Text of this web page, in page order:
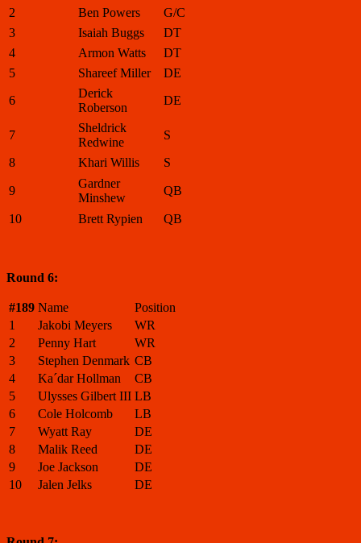
2
Ben Powers
G/C
3
Isaiah Buggs
DT
4
Armon Watts
DT
5
Shareef Miller
DE
6
Derick
Roberson
DE
7
Sheldrick
Redwine
S
8
Khari Willis S
9
Gardner
Minshew
QB
10 Brett Rypien QB
Round 6:
#189 Name
Position
1
Jakobi Meyers
WR
2
Penny Hart
WR
3
Stephen Denmark CB
4
Ka´dar Hollman
CB
5
Ulysses Gilbert III LB
6
Cole Holcomb
LB
7
Wyatt Ray
DE
8
Malik Reed
DE
9
Joe Jackson
DE
10
Jalen Jelks DE